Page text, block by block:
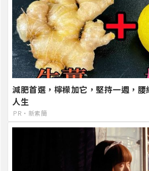
減肥首選，檸檬加它，堅持一週，
人生
PR・新素簡